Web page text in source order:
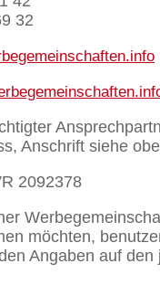
32
Anschrift siehe
2092378
möchten,
Angaben auf den